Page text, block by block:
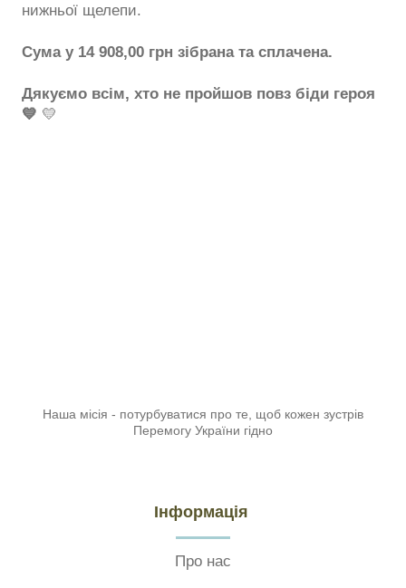
нижньої щелепи.
Сума у 14 908,00 грн зібрана та сплачена.
Дякуємо всім, хто не пройшов повз біди героя
💙 💛
Наша місія - потурбуватися про те, щоб кожен зустрів
Перемогу України гідно
Інформація
Про нас